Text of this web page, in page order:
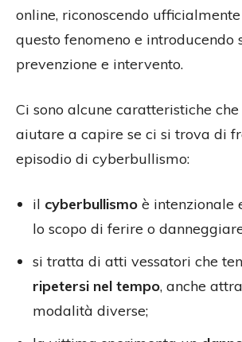
online, riconoscendo
questo fenomeno e introducendo
prevenzione e intervento.
Ci sono alcune caratteristiche che
aiutare a capire se ci si trova di
episodio di cyberbullismo:
il cyberbullismo è intenzionale
lo scopo di ferire o
si tratta di atti vessatori che
ripetersi nel tempo, anche
modalità diverse;